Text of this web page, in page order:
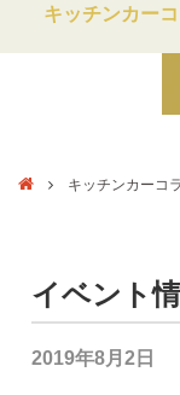
キッチンカー
キッチンカーコ
イベント
2019年8月2日